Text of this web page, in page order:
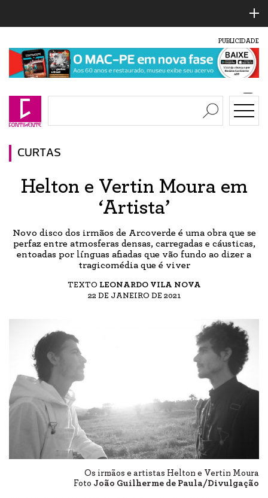
PUBLICIDADE
CURTAS
Helton e Vertin Moura em
‘Artista’
Novo disco dos irmãos de Arcoverde é uma obra que se
perfaz entre atmosferas densas, carregadas e cáusticas,
entoadas por línguas afiadas que vão fundo ao dizer a
tragicomédia que é viver
TEXTO LEONARDO VILA NOVA
22 DE JANEIRO DE 2021
Os irmãos e artistas Helton e Vertin Moura
Foto João Guilherme de Paula/Divulgação